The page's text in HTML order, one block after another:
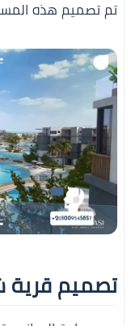
تم تصميم هذه
تصميم قرية